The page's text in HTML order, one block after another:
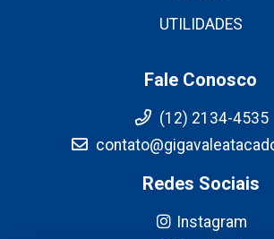
UTILIDADES
Fale Conosco
(12) 2134-4535
Redes Sociais
Instagram